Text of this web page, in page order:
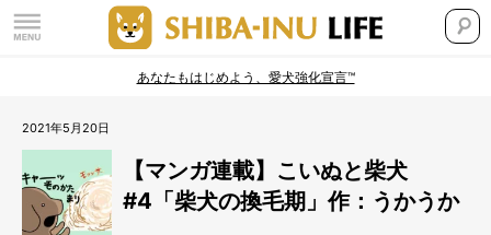
あなたもはじめよう、愛犬強化宣言™
2021年5月20日
【マンガ連載】こいぬと柴犬
#4「柴犬の換毛期」作：うかうか